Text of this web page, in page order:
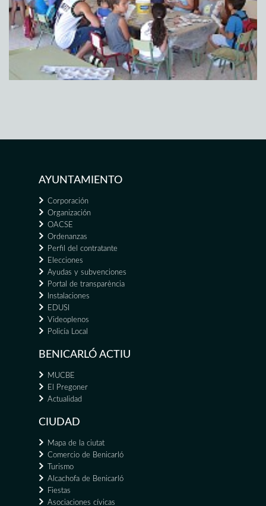
AYUNTAMIENTO
Corporación
Organización
OACSE
Ordenanzas
Perfil del contratante
Elecciones
Ayudas y subvenciones
Portal de transparència
Instalaciones
EDUSI
Videoplenos
Policía Local
BENICARLÓ ACTIU
MUCBE
El Pregoner
Actualidad
CIUDAD
Mapa de la ciutat
Comercio de Benicarló
Turismo
Alcachofa de Benicarló
Fiestas
Asociaciones cívicas